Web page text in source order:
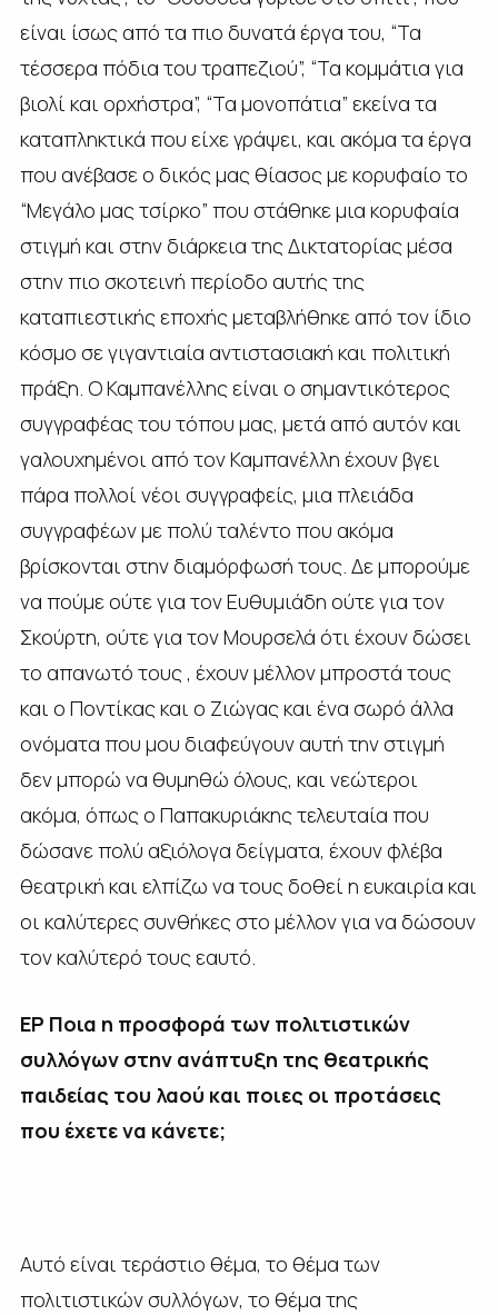
είναι ίσως από τα πιο δυνατά έργα του, “Τα
τέσσερα πόδια του τραπεζιού”, “Τα κομμάτια για
βιολί και ορχήστρα”, “Τα μονοπάτια” εκείνα τα
καταπληκτικά που είχε γράψει, και ακόμα τα έργα
που ανέβασε ο δικός μας θίασος με κορυφαίο το
“Μεγάλο μας τσίρκο” που στάθηκε μια κορυφαία
στιγμή και στην διάρκεια της Δικτατορίας μέσα
στην πιο σκοτεινή περίοδο αυτής της
καταπιεστικής εποχής μεταβλήθηκε από τον ίδιο
κόσμο σε γιγαντιαία αντιστασιακή και πολιτική
πράξη. Ο Καμπανέλλης είναι ο σημαντικότερος
συγγραφέας του τόπου μας, μετά από αυτόν και
γαλουχημένοι από τον Καμπανέλλη έχουν βγει
πάρα πολλοί νέοι συγγραφείς, μια πλειάδα
συγγραφέων με πολύ ταλέντο που ακόμα
βρίσκονται στην διαμόρφωσή τους. Δε μπορούμε
να πούμε ούτε για τον Ευθυμιάδη ούτε για τον
Σκούρτη, ούτε για τον Μουρσελά ότι έχουν δώσει
το απανωτό τους , έχουν μέλλον μπροστά τους
και ο Ποντίκας και ο Ζιώγας και ένα σωρό άλλα
ονόματα που μου διαφεύγουν αυτή την στιγμή
δεν μπορώ να θυμηθώ όλους, και νεώτεροι
ακόμα, όπως ο Παπακυριάκης τελευταία που
δώσανε πολύ αξιόλογα δείγματα, έχουν φλέβα
θεατρική και ελπίζω να τους δοθεί η ευκαιρία και
οι καλύτερες συνθήκες στο μέλλον για να δώσουν
τον καλύτερό τους εαυτό.
ΕΡ Ποια η προσφορά των πολιτιστικών
συλλόγων στην ανάπτυξη της θεατρικής
παιδείας του λαού και ποιες οι προτάσεις
που έχετε να κάνετε;
Αυτό είναι τεράστιο θέμα, το θέμα των
πολιτιστικών συλλόγων, το θέμα της